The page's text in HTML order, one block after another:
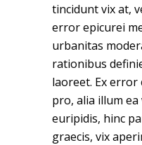
tincidunt vix at,
error epicurei
urbanitas
rationibus
laoreet. Ex
pro, alia illum
euripidis, hinc
graecis, vix